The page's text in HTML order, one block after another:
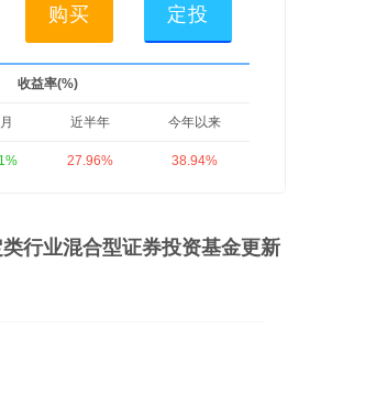
购买 定投
收益率(%)
近半年 今年以来
27.96% 38.94%
行业混合型证券投资基金更新